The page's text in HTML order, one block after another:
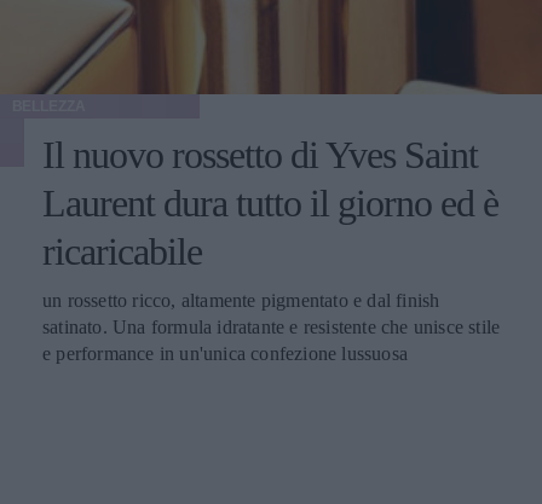
Il nuovo rossetto di Yves Saint
Laurent dura tutto il giorno ed è
ricaricabile
un rossetto ricco, altamente pigmentato e dal finish
satinato. Una formula idratante e resistente che unisce stile
e performance in un'unica confezione lussuosa